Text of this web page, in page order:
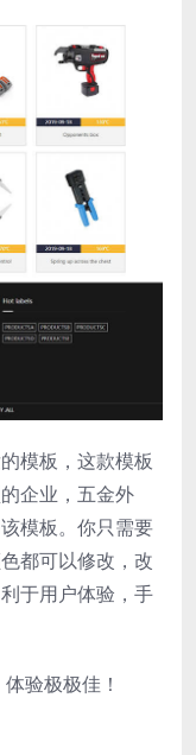
模板，这款模板
企业，五金外
模板。你只需要
都可以修改，改
于用户体验，手
验极极佳！